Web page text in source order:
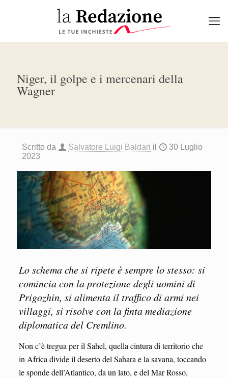
Niger, il golpe e i mercenari della
Wagner
Scritto da Salvatore Luigi Baldari il
30 Luglio
2023
Lo schema che si ripete è sempre lo stesso: si
comincia con la protezione degli uomini di
Prigozhin, si alimenta il traffico di armi nei
villaggi, si risolve con la finta mediazione
diplomatica del Cremlino.
Non c’è tregua per il Sahel, quella cintura di territorio che
in Africa divide il deserto del Sahara e la savana, toccando
le sponde dell’Atlantico, da un lato, e del Mar Rosso,